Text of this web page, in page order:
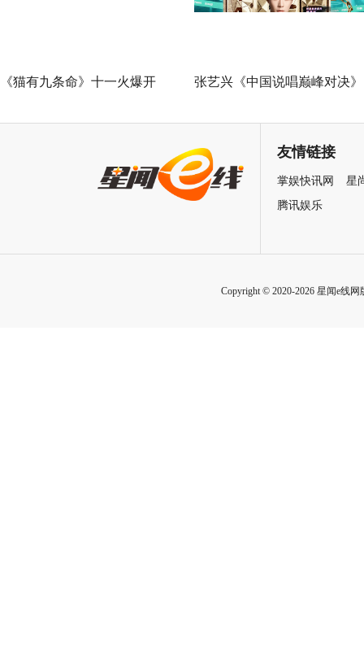
《猫有九条命》十一火爆开 张艺兴《中国说唱巅峰对决》
冲上巅峰炸裂舞台友情链接
掌娱快讯网
星
腾讯娱乐
Copyright © 2020-2026 星闻e线